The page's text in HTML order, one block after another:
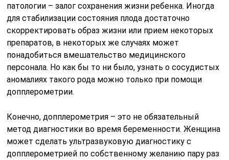
патологии – залог сохранения жизни ребенка. Иногда
для стабилизации состояния плода достаточно
скорректировать образ жизни или прием некоторых
препаратов, в некоторых же случаях может
понадобиться вмешательство медицинского
персонала. Но как бы то ни было, узнать о сосудистых
аномалиях такого рода можно только при помощи
допплерометрии.
Конечно, допплерометрия – это не обязательный
метод диагностики во время беременности. Женщина
может сделать ультразвуковую диагностику с
допплерометрией по собственному желанию пару раз